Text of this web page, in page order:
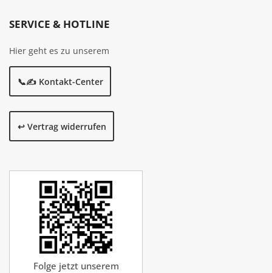
SERVICE & HOTLINE
Hier geht es zu unserem
📞✍️ Kontakt-Center
↩️ Vertrag widerrufen
Folge jetzt unserem